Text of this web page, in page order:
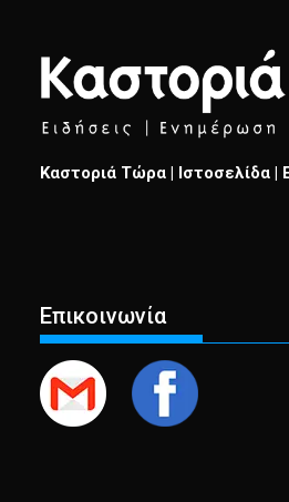
Καστοριά Τώρα | Ιστοσελίδα |
Επικοινωνία